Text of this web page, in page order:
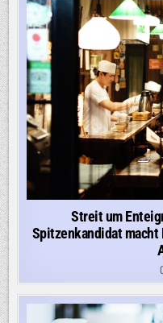
Streit um
Spitzenkandidat